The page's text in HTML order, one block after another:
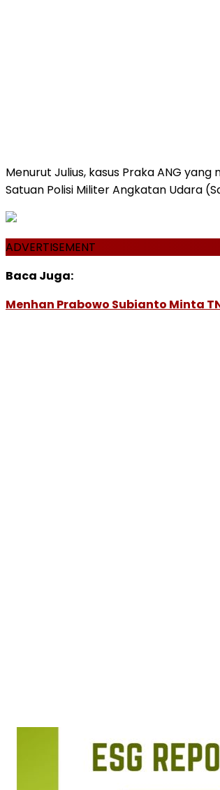
Menurut Julius, kasus Praka ANG
Satuan Polisi Militer Angkatan Udara
ADVERTISEMENT
Baca Juga:
Menhan Prabowo Subianto Minta